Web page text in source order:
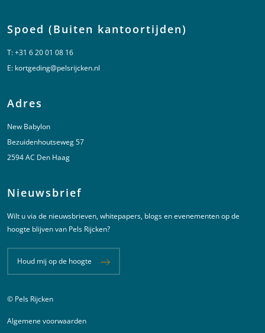
Spoed (Buiten kantoortijden)
T:+31 6 20 01 08 16
E: kortgeding@pelsrijcken.nl
Adres
New Babylon
Bezuidenhoutseweg 57
2594 AC Den Haag
Nieuwsbrief
Wilt u via de nieuwsbrieven, whitepapers, blogs en evenementen op de
hoogte blijven van Pels Rijcken?
Houd mij op de hoogte
Juridische informatie
© Pels Rijcken
Algemene voorwaarden